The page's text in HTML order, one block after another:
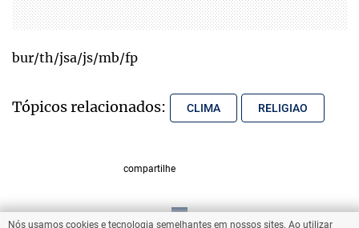
bur/th/jsa/js/mb/fp
Tópicos relacionados: CLIMA RELIGIAO
compartilhe
Nós usamos cookies e tecnologia semelhantes em nossos sites. Ao utilizar